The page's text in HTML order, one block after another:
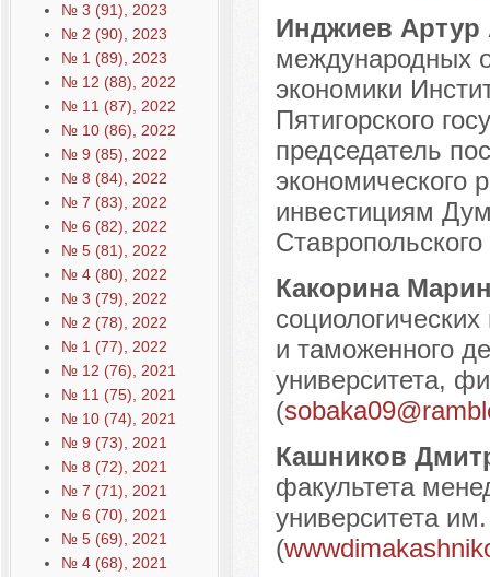
№ 3 (91), 2023
№ 2 (90), 2023
№ 1 (89), 2023
№ 12 (88), 2022
№ 11 (87), 2022
№ 10 (86), 2022
№ 9 (85), 2022
№ 8 (84), 2022
№ 7 (83), 2022
№ 6 (82), 2022
№ 5 (81), 2022
№ 4 (80), 2022
№ 3 (79), 2022
№ 2 (78), 2022
№ 1 (77), 2022
№ 12 (76), 2021
№ 11 (75), 2021
№ 10 (74), 2021
№ 9 (73), 2021
№ 8 (72), 2021
№ 7 (71), 2021
№ 6 (70), 2021
№ 5 (69), 2021
№ 4 (68), 2021
Инджиев Артур
международных
экономики
Пятигорского
председатель
экономического
инвестициям
Какорина
и таможенного
университета,
(
Кашников
факультета
университета
(